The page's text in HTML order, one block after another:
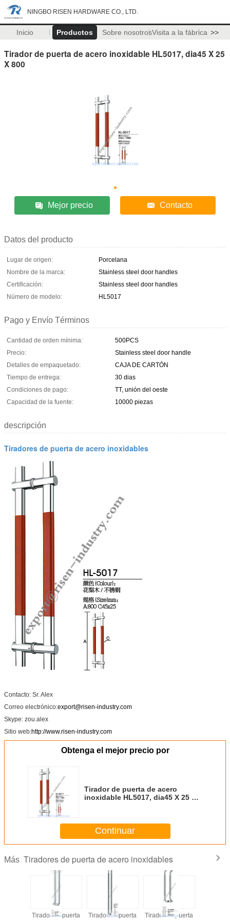
NINGBO RISEN HARDWARE CO., LTD.
Inicio Productos Sobre nosotrosVisita a la fábrica >>
Tirador de puerta de acero inoxidable HL5017, dia45 X 25
X 800
Mejor precio Contacto
Datos del producto
Lugar de origen:
Porcelana
Nombre de la marca:
Stainless steel door handles
Certificación:
Stainless steel door handles
Número de modelo:
HL5017
Pago y Envío Términos
Cantidad de orden mínima:
500PCS
Precio:
Stainless steel door handle
Detalles de empaquetado:
CAJA DE CARTÓN
Tiempo de entrega:
30 dias
Condiciones de pago:
TT, unión del oeste
Capacidad de la fuente:
10000 piezas
descripción
Tiradores de puerta de acero inoxidables
Contacto: Sr. Alex
Correo electrónico:export@risen-industry.com
Skype: zou.alex
Sitio web:http://www.risen-industry.com
Obtenga el mejor precio por
Tirador de puerta de acero
inoxidable HL5017, dia45 X 25 X
Continuar
Más Tiradores de puerta de acero inoxidables
Tirador de puerta
Tirador de puerta
Tirador de puerta